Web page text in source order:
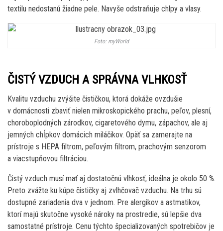
textilu nedostanú žiadne pele. Navyše odstraňuje chlpy a vlasy.
Foto: myWorld
ČISTÝ VZDUCH A SPRÁVNA VLHKOSŤ
Kvalitu vzduchu zvýšite čističkou, ktorá dokáže ovzdušie
v domácnosti zbaviť nielen mikroskopického prachu, peľov, plesní,
choroboplodných zárodkov, cigaretového dymu, zápachov, ale aj
jemných chĺpkov domácich miláčikov. Opäť sa zamerajte na
prístroje s HEPA filtrom, peľovým filtrom, prachovým senzorom
a viacstupňovou filtráciou.
Čistý vzduch musí mať aj dostatočnú vlhkosť, ideálna je okolo 50 %.
Preto zvážte ku kúpe čističky aj zvlhčovač vzduchu. Na trhu sú
dostupné zariadenia dva v jednom. Pre alergikov a astmatikov,
ktorí majú skutočne vysoké nároky na prostredie, sú lepšie dva
samostatné prístroje. Cenu týchto špecializovaných spotrebičov je